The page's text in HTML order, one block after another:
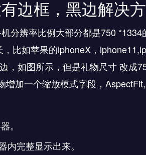
边框，黑边解决
分辨率比例大部分都是750 *1334
比如苹果的iphoneX ，
，如图所示，但是礼物尺寸 改成
加一个缩放模式字段，
。
内完整显示出来。